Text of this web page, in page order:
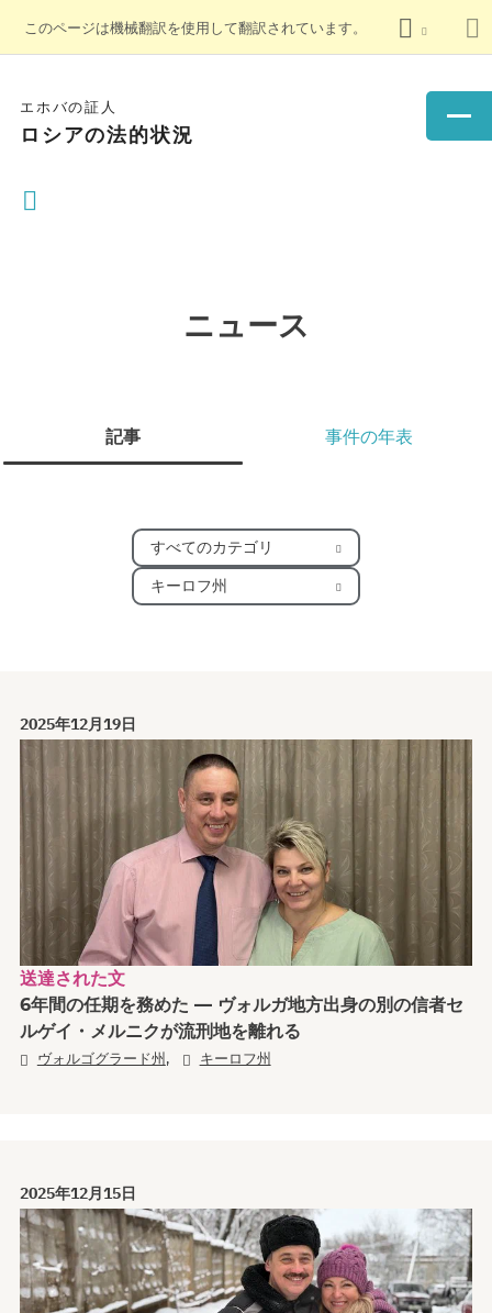
このページは機械翻訳を使用して翻訳されています。
エホバの証人
ロシアの法的状況
ニュース
記事 事件の年表
すべてのカテゴリ
キーロフ州
2025年12月19日
送達された文
6年間の任期を務めた — ヴォルガ地方出身の別の信者セ
ルゲイ・メルニクが流刑地を離れる
ヴォルゴグラード州, キーロフ州
2025年12月15日